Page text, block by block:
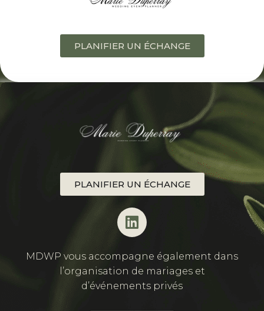
PLANIFIER UN ÉCHANGE
PLANIFIER UN ÉCHANGE
MDWP vous accompagne également dans
l’organisation de mariages et
d’événements privés